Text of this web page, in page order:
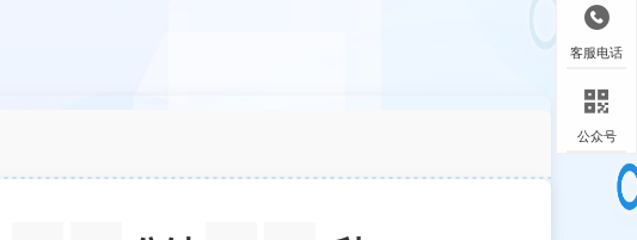
客服电话
公众号